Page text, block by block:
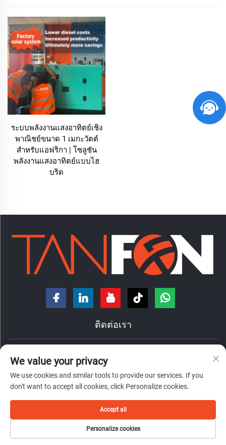
ระบบพลังงานแสงอาทิตย์เชิง
พาณิชย์ขนาด 1 เมกะวัตต์
สำหรับแอฟริกา | โซลูชัน
พลังงานแสงอาทิตย์แบบไฮ
บริด
ติดต่อเรา
ถนนหงเต๋ เลขที่ 7 ตำบลหนานจ้วง แขวงฉานเฉิง เมืองฝอซาน
มณฑลกว่างตง ประเทศจีน
+86-18098194312
We value your privacy
We use cookies and similar tools to provide our services. If you
don't want to accept all cookies, click Personalize cookies.
Personalize cookies
Accept all